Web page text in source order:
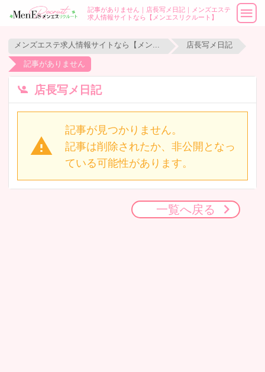
記事がありません｜店長写メ日記｜メンズエステ
求人情報サイトなら【メンエスリクルート】
店長写メ日記
記事がありません
店長写メ日記
記事が見つかりません。
記事は削除されたか、非公開となっ
ている可能性があります。
一覧へ戻る